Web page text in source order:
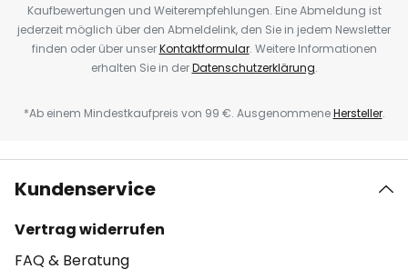
Kaufbewertungen und Weiterempfehlungen. Eine Abmeldung ist
jederzeit möglich über den Abmeldelink, den Sie in jedem Newsletter
finden oder über unserKontaktformular. Weitere Informationen
erhalten Sie in derDatenschutzerklärung.
*Ab einem Mindestkaufpreis von 99 €. AusgenommeneHersteller.
Kundenservice
Vertrag widerrufen
FAQ & Beratung